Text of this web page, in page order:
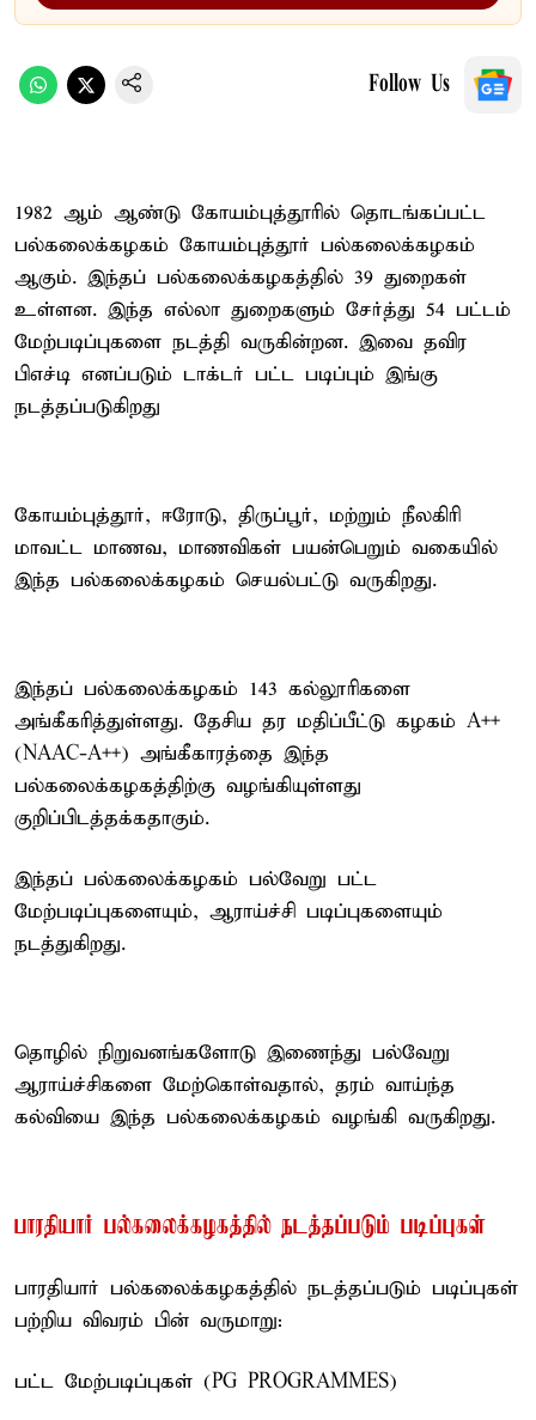
Follow Us
1982 ஆம் ஆண்டு கோயம்புத்தூரில் தொடங்கப்பட்ட
பல்கலைக்கழகம் கோயம்புத்தூர் பல்கலைக்கழகம்
ஆகும். இந்தப் பல்கலைக்கழகத்தில் 39 துறைகள்
உள்ளன. இந்த எல்லா துறைகளும் சேர்த்து 54 பட்டம்
மேற்படிப்புகளை நடத்தி வருகின்றன. இவை தவிர
பிஎச்டி எனப்படும் டாக்டர் பட்ட படிப்பும் இங்கு
நடத்தப்படுகிறது
கோயம்புத்தூர், ஈரோடு, திருப்பூர், மற்றும் நீலகிரி
மாவட்ட மாணவ, மாணவிகள் பயன்பெறும் வகையில்
இந்த பல்கலைக்கழகம் செயல்பட்டு வருகிறது.
இந்தப் பல்கலைக்கழகம் 143 கல்லூரிகளை
அங்கீகரித்துள்ளது. தேசிய தர மதிப்பீட்டு கழகம் A++
(NAAC-A++) அங்கீகாரத்தை இந்த
பல்கலைக்கழகத்திற்கு வழங்கியுள்ளது
குறிப்பிடத்தக்கதாகும்.
இந்தப் பல்கலைக்கழகம் பல்வேறு பட்ட
மேற்படிப்புகளையும், ஆராய்ச்சி படிப்புகளையும்
நடத்துகிறது.
தொழில் நிறுவனங்களோடு இணைந்து பல்வேறு
ஆராய்ச்சிகளை மேற்கொள்வதால், தரம் வாய்ந்த
கல்வியை இந்த பல்கலைக்கழகம் வழங்கி வருகிறது.
பாரதியார் பல்கலைக்கழகத்தில் நடத்தப்படும் படிப்புகள்
பாரதியார் பல்கலைக்கழகத்தில் நடத்தப்படும் படிப்புகள்
பற்றிய விவரம் பின் வருமாறு:
பட்ட மேற்படிப்புகள் (PG PROGRAMMES)